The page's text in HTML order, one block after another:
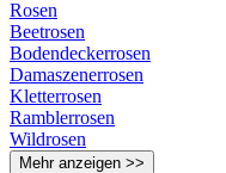
Rosen
Beetrosen
Bodendeckerrosen
Damaszenerrosen
Kletterrosen
Ramblerrosen
Wildrosen
Mehr anzeigen >>